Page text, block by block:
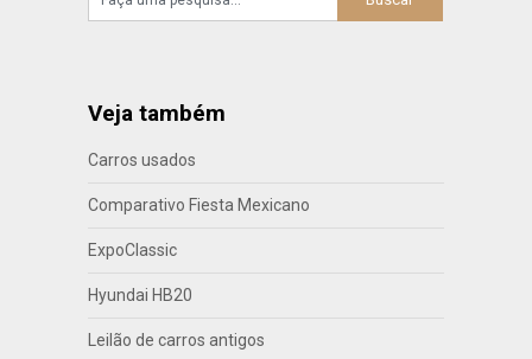
Veja também
Carros usados
Comparativo Fiesta Mexicano
ExpoClassic
Hyundai HB20
Leilão de carros antigos